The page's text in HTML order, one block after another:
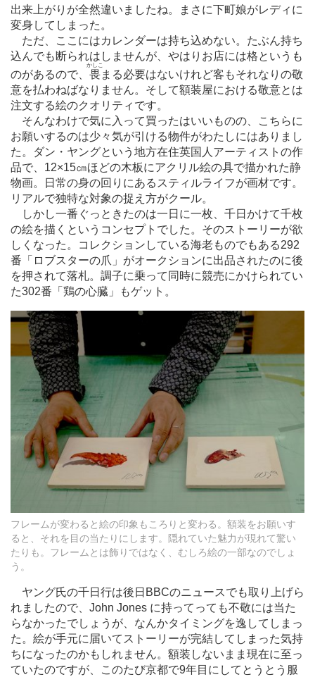
出来上がりが全然違いましたね。まさに下町娘がレディに
変身してしまった。
ただ、ここにはカレンダーは持ち込めない。たぶん持ち
込んでも断られはしませんが、やはりお店には格というも
のがあるので、 畏
かしこ
まる必要はないけれど客もそれなりの敬
意を払わねばなりません。そして額装屋における敬意とは
注文する絵のクオリティです。
そんなわけで気に入って買ったはいいものの、こちらに
お願いするのは少々気が引ける物件がわたしにはありまし
た。ダン・ヤングという地方在住英国人アーティストの作
品で、12×15㎝ほどの木板にアクリル絵の具で描かれた静
物画。日常の身の回りにあるスティルライフが画材です。
リアルで独特な対象の捉え方がクール。
しかし一番ぐっときたのは一日に一枚、千日かけて千枚
の絵を描くというコンセプトでした。そのストーリーが欲
しくなった。コレクションしている海老ものでもある292
番「ロブスターの爪」がオークションに出品されたのに後
を押されて落札。調子に乗って同時に競売にかけられてい
た302番「鶏の心臓」もゲット。
フレームが変わると絵の印象もころりと変わる。額装をお願いす
ると、それを目の当たりにします。隠れていた魅力が現れて驚い
たりも。フレームとは飾りではなく、むしろ絵の一部なのでしょ
う。
ヤング氏の千日行は後日BBCのニュースでも取り上げら
れましたので、John Jones に持ってっても不敬には当た
らなかったでしょうが、なんかタイミングを逸してしまっ
た。絵が手元に届いてストーリーが完結してしまった気持
ちになったのかもしれません。額装しないまま現在に至っ
ていたのですが、このたび京都で9年目にしてとうとう服